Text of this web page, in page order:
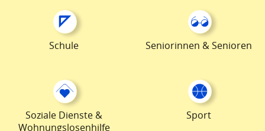
Schule Seniorinnen & Senioren
Soziale Dienste &
Wohnungslosenhilfe
Sport